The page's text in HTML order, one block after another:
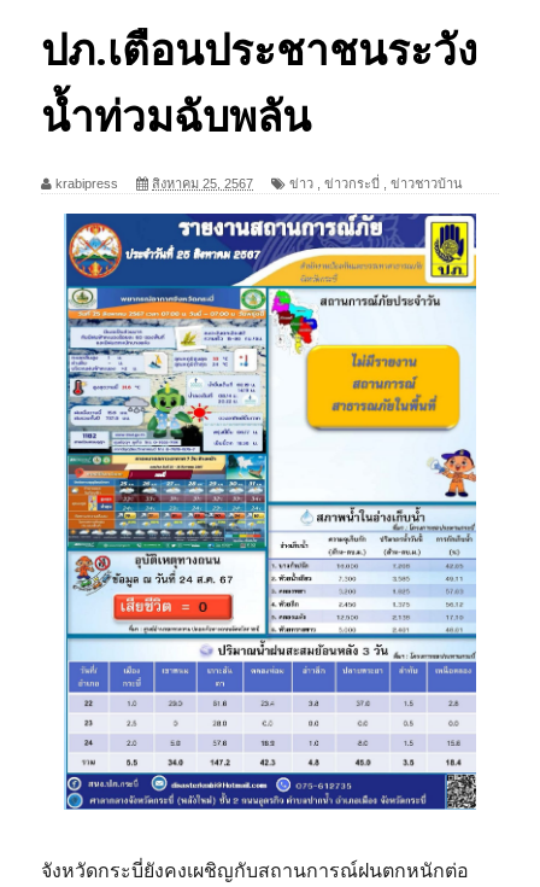
ปภ.เตือนประชาชนระวัง
น้ำท่วมฉับพลัน
krabipress สิงหาคม 25, 2567 ข่าว ข่าวกระบี่ ข่าวชาวบ้าน
จังหวัดกระบี่ยังคงเผชิญกับสถานการณ์ฝนตกหนักต่อ